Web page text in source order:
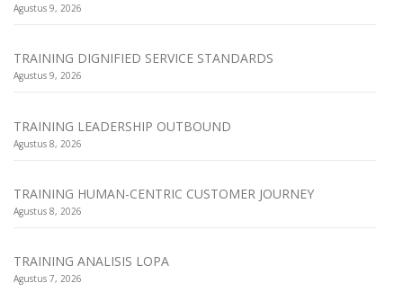
Agustus 9, 2026
TRAINING DIGNIFIED SERVICE STANDARDS
Agustus 9, 2026
TRAINING LEADERSHIP OUTBOUND
Agustus 8, 2026
TRAINING HUMAN-CENTRIC CUSTOMER JOURNEY
Agustus 8, 2026
TRAINING ANALISIS LOPA
Agustus 7, 2026